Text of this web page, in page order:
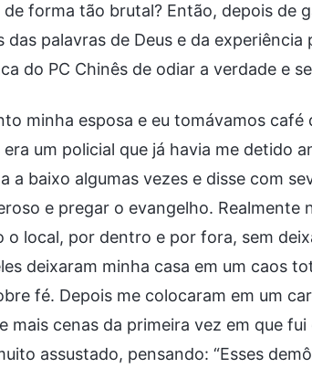
forma tão brutal? Então, depois de
das palavras de Deus e da experiência
do PC Chinês de odiar a verdade e
minha esposa e eu tomávamos café
um policial que já havia me detido
a baixo algumas vezes e disse com
e pregar o evangelho. Realmente
o local, por dentro e por fora, sem
deixaram minha casa em um caos
fé. Depois me colocaram em um
mais cenas da primeira vez em que
assustado, pensando: “Esses